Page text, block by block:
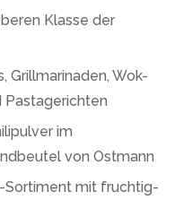
Klasse der
Grillmarinaden, Wok-
Pastagerichten
im
von Ostmann
Sortiment mit fruchtig-